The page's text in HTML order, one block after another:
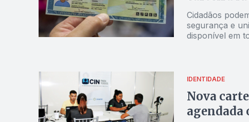
Cidadãos
segurança e
disponível em
IDENTIDADE
Nova
agendada